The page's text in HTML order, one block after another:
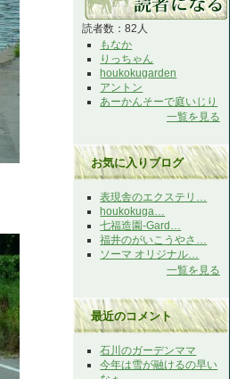
読者数：82人
もなか
りっちゃん
houkokugarden
アントン
あーかんそーで庭いじり
一覧を見る
お気に入りブログ
表現舎のエクステリ…
houkokuga…
七福造園-Gard…
福井のがいこうやさ…
ソーマ オリジナル…
一覧を見る
最近のコメント
石川のガーデンママ
今年は雪が融けるの早い